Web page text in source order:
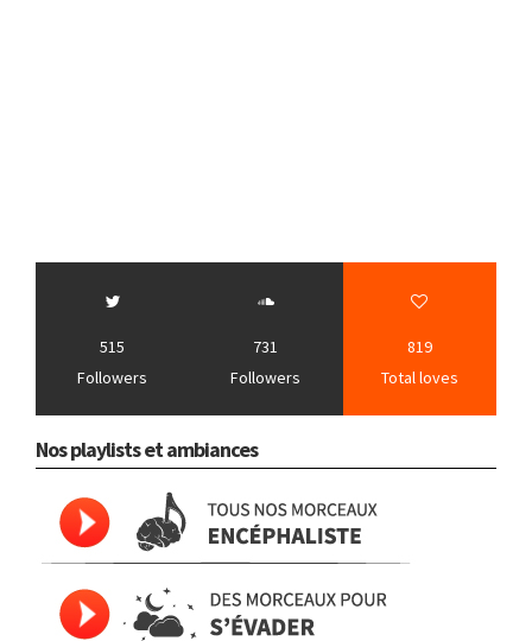
515
Followers
731
Followers
819
Total loves
Nos playlists et ambiances